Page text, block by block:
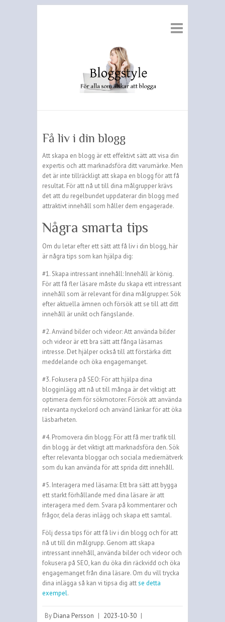
Få liv i din blogg
Att skapa en blogg är ett effektivt sätt att visa din
expertis och att marknadsföra ditt varumärke. Men
det är inte tillräckligt att skapa en blogg för att få
resultat. För att nå ut till dina målgrupper krävs
det att du regelbundet uppdaterar din blogg med
attraktivt innehåll som håller dem engagerade.
Några smarta tips
Om du letar efter ett sätt att få liv i din blogg, här
är några tips som kan hjälpa dig:
#1. Skapa intressant innehåll: Innehåll är könig.
För att få fler läsare måste du skapa ett intressant
innehåll som är relevant för dina målgrupper. Sök
efter aktuella ämnen och försök att se till att ditt
innehåll är unikt och fängslande.
#2. Använd bilder och videor: Att använda bilder
och videor är ett bra sätt att fånga läsarnas
intresse. Det hjälper också till att förstärka ditt
meddelande och öka engagemanget.
#3. Fokusera på SEO: För att hjälpa dina
blogginlägg att nå ut till många är det viktigt att
optimera dem för sökmotorer. Försök att använda
relevanta nyckelord och använd länkar för att öka
läsbarheten.
#4. Promovera din blogg: För att få mer trafik till
din blogg är det viktigt att marknadsföra den. Sök
efter relevanta bloggar och sociala mediernätverk
som du kan använda för att sprida ditt innehåll.
#5. Interagera med läsarna: Ett bra sätt att bygga
ett starkt förhållande med dina läsare är att
interagera med dem. Svara på kommentarer och
frågor, dela deras inlägg och skapa ett samtal.
Följ dessa tips för att få liv i din blogg och för att
nå ut till din målgrupp. Genom att skapa
intressant innehåll, använda bilder och videor och
fokusera på SEO, kan du öka din räckvidd och öka
engagemanget från dina läsare. Om du vill trycka
dina inlägga så kan vi tipsa dig attse detta
exempel.
By Diana Persson | 2023-10-30 |